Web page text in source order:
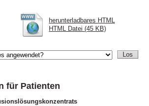
herunterladbares HTML
HTML Datei (45 KB)
für Patienten